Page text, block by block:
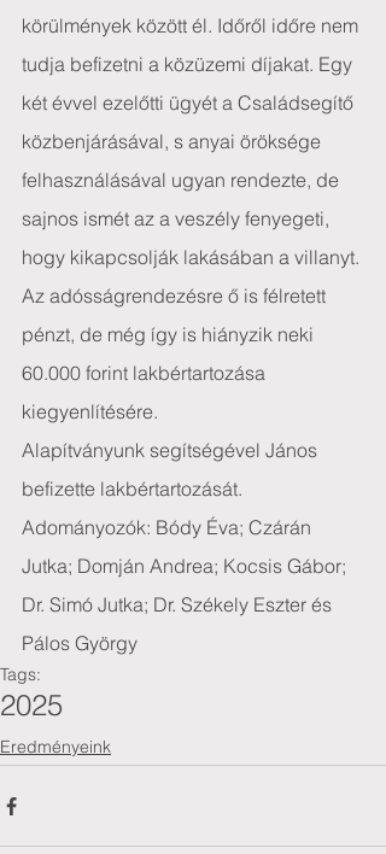
körülmények között él. Időről időre nem
tudja befizetni a közüzemi díjakat. Egy
két évvel ezelőtti ügyét a Családsegítő
közbenjárásával, s anyai öröksége
felhasználásával ugyan rendezte, de
sajnos ismét az a veszély fenyegeti,
hogy kikapcsolják lakásában a villanyt.
Az adósságrendezésre ő is félretett
pénzt, de még így is hiányzik neki
60.000 forint lakbértartozása
kiegyenlítésére.
Alapítványunk segítségével János
befizette lakbértartozását.
Adományozók: Bódy Éva; Czárán
Jutka; Domján Andrea; Kocsis Gábor;
Dr. Simó Jutka; Dr. Székely Eszter és
Pálos György
Tags:
2025
Eredményeink